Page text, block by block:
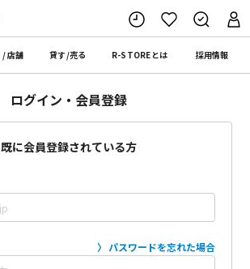
/店舗 貸す/売る R-STOREとは 採用情報
ログイン・会員登録
既に会員登録されている方
パスワードを忘れた場合